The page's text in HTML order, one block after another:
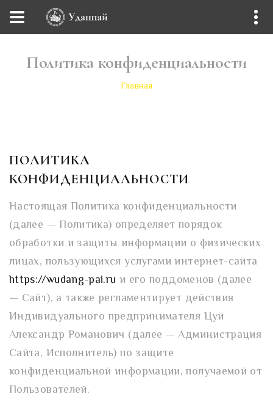
Политика конфиденциальности
Главная
ПОЛИТИКА
КОНФИДЕНЦИАЛЬНОСТИ
Настоящая Политика конфиденциальности
(далее — Политика) определяет порядок
обработки и защиты информации о физических
лицах, пользующихся услугами интернет-сайта
https://wudang-pai.ru и его поддоменов (далее
— Сайт), а также регламентирует действия
Индивидуального предпринимателя Цуй
Александр Романович (далее — Администрация
Сайта, Исполнитель) по защите
конфиденциальной информации, получаемой от
Пользователей.